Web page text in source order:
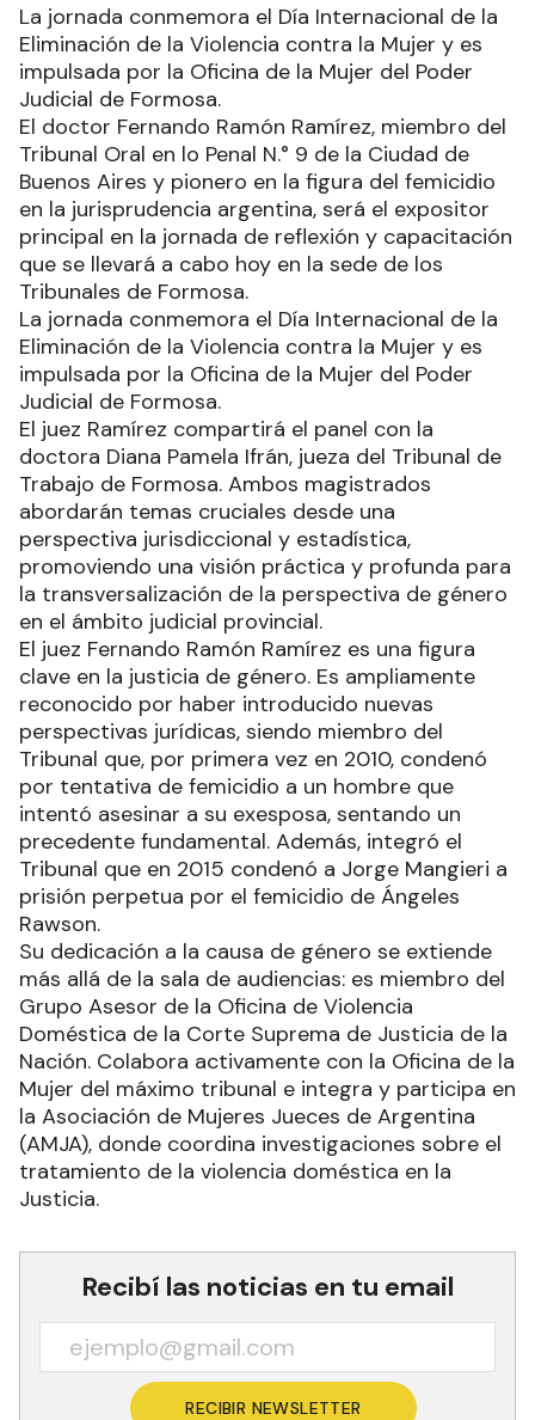
La jornada conmemora el Día Internacional de la
Eliminación de la Violencia contra la Mujer y es
impulsada por la Oficina de la Mujer del Poder
Judicial de Formosa.
El doctor Fernando Ramón Ramírez, miembro del
Tribunal Oral en lo Penal N.° 9 de la Ciudad de
Buenos Aires y pionero en la figura del femicidio
en la jurisprudencia argentina, será el expositor
principal en la jornada de reflexión y capacitación
que se llevará a cabo hoy en la sede de los
Tribunales de Formosa.
La jornada conmemora el Día Internacional de la
Eliminación de la Violencia contra la Mujer y es
impulsada por la Oficina de la Mujer del Poder
Judicial de Formosa.
El juez Ramírez compartirá el panel con la
doctora Diana Pamela Ifrán, jueza del Tribunal de
Trabajo de Formosa. Ambos magistrados
abordarán temas cruciales desde una
perspectiva jurisdiccional y estadística,
promoviendo una visión práctica y profunda para
la transversalización de la perspectiva de género
en el ámbito judicial provincial.
El juez Fernando Ramón Ramírez es una figura
clave en la justicia de género. Es ampliamente
reconocido por haber introducido nuevas
perspectivas jurídicas, siendo miembro del
Tribunal que, por primera vez en 2010, condenó
por tentativa de femicidio a un hombre que
intentó asesinar a su exesposa, sentando un
precedente fundamental. Además, integró el
Tribunal que en 2015 condenó a Jorge Mangieri a
prisión perpetua por el femicidio de Ángeles
Rawson.
Su dedicación a la causa de género se extiende
más allá de la sala de audiencias: es miembro del
Grupo Asesor de la Oficina de Violencia
Doméstica de la Corte Suprema de Justicia de la
Nación. Colabora activamente con la Oficina de la
Mujer del máximo tribunal e integra y participa en
la Asociación de Mujeres Jueces de Argentina
(AMJA), donde coordina investigaciones sobre el
tratamiento de la violencia doméstica en la
Justicia.
Recibí las noticias en tu email
RECIBIR NEWSLETTER